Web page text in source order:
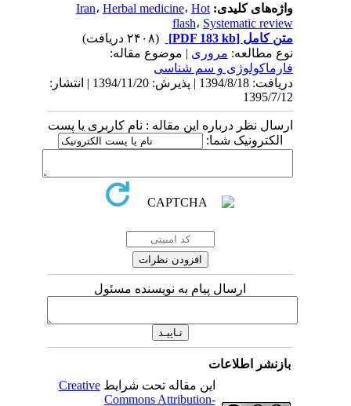
واژه‌های کلیدی: Iran،Herbal medicine،Hot
flash،Systematic review
متن کامل[PDF 183 kb]
(۲۴۰۸ دریافت)
نوع مطالعه:مروری| موضوع مقاله:
فارماكولوژی و سم شناسی
دریافت: 1394/8/18 | پذیرش: 1394/11/20 | انتشار:
1395/7/12
ارسال نظر درباره این مقاله : نام کاربری یا پست
الکترونیک شما:
ارسال پیام به نویسنده مسئول
بازنشر اطلاعات
این مقاله تحت شرایط Creative
Commons Attribution-